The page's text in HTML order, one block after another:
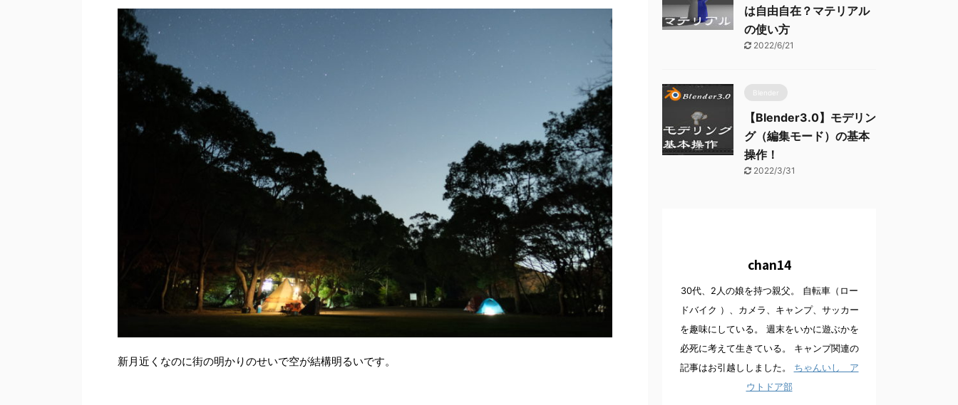
新月近くなのに街の明かりのせいで空が結構明るいです。
は自由自在？マテリアル
の使い方
2022/6/21
Blender
【Blender3.0】モデリン
グ（編集モード）の基本
操作！
2022/3/31
chan14
30代、2人の娘を持つ親父。 自転車（ロー
ドバイク ）、カメラ、キャンプ、サッカー
を趣味にしている。 週末をいかに遊ぶかを
必死に考えて生きている。 キャンプ関連の
記事はお引越ししました。 ちゃんいし ア
ウトドア部